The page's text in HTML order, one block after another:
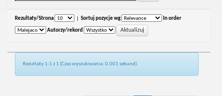
Rezultaty/Strona Sortuj pozycje wg In order
Autorzy/rekord
Rezultaty 1-1 z 1 (Czas wyszukiwania: 0.001 sekund).